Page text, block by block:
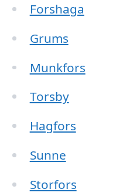
Forshaga
Grums
Munkfors
Torsby
Hagfors
Sunne
Storfors